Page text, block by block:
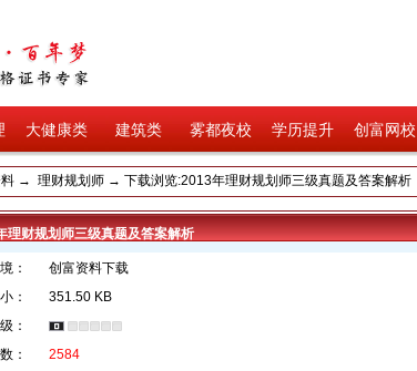
大健康类 建筑类 雾都夜校 学历提升 创富网校
→ 理财规划师→ 下载浏览:2013年理财规划师三级真题及答案解析
理财规划师三级真题及答案解析
：
创富资料下载
：
351.50 KB
：
：
2584